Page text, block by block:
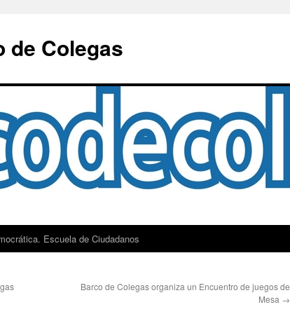
de Colegas
Escuela de Ciudadanos
Barco de Colegas organiza un Encuentro de juegos de
Mesa →